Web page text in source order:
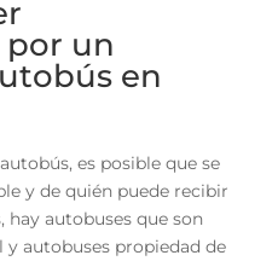
un
en
es posible que se
y de quién puede recibir
hay autobuses que son
autobuses propiedad de